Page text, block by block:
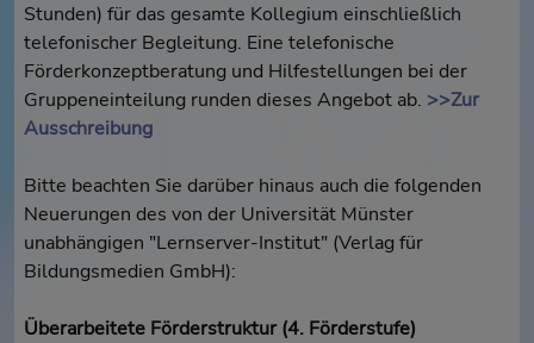
Stunden) für das gesamte Kollegium einschließlich
telefonischer Begleitung. Eine telefonische
Förderkonzeptberatung und Hilfestellungen bei der
Gruppeneinteilung runden dieses Angebot ab. >>Zur
Ausschreibung
Bitte beachten Sie darüber hinaus auch die folgenden
Neuerungen des von der Universität Münster
unabhängigen "Lernserver-Institut" (Verlag für
Bildungsmedien GmbH):
Überarbeitete Förderstruktur (4. Förderstufe)